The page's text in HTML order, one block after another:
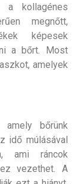
kollagénes
megnőtt,
képesek
a bőrt. Most
amelyek
bőrünk
idő múlásával
ami ráncok
vezethet. A